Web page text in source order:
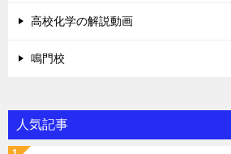
高校化学の解説動画
鳴門校
人気記事